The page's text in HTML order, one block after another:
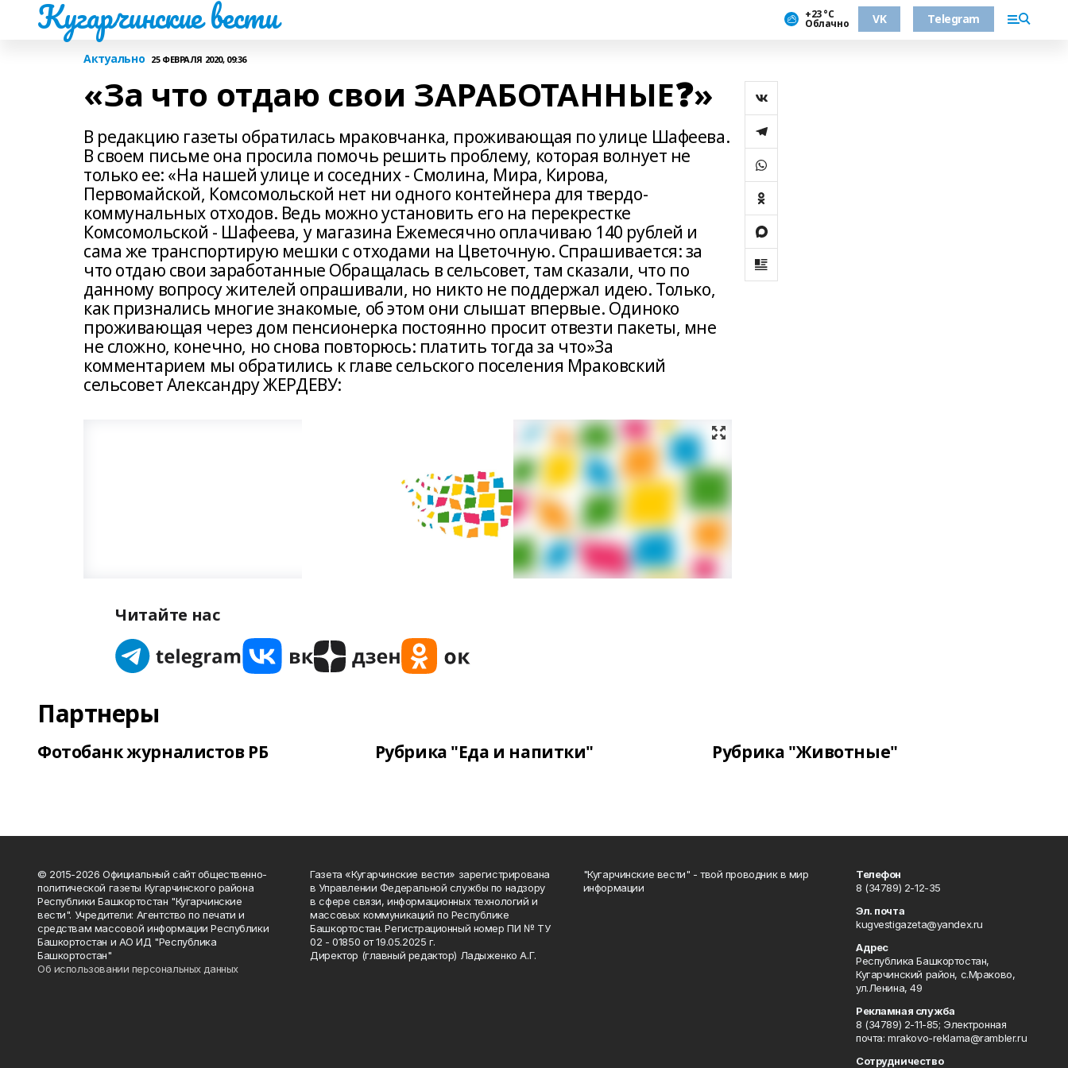
Кугарчинские вести +23 °С
Облачно VK Telegram
Актуально 25 ФЕВРАЛЯ 2020, 09:36
«За что отдаю свои ЗАРАБОТАННЫЕ❓»
В редакцию газеты обратилась мраковчанка, проживающая по улице Шафеева.
В своем письме она просила помочь решить проблему, которая волнует не
только ее: «На нашей улице и соседних - Смолина, Мира, Кирова,
Первомайской, Комсомольской нет ни одного контейнера для твердо-
коммунальных отходов. Ведь можно установить его на перекрестке
Комсомольской - Шафеева, у магазина Ежемесячно оплачиваю 140 рублей и
сама же транспортирую мешки с отходами на Цветочную. Спрашивается: за
что отдаю свои заработанные Обращалась в сельсовет, там сказали, что по
данному вопросу жителей опрашивали, но никто не поддержал идею. Только,
как признались многие знакомые, об этом они слышат впервые. Одиноко
проживающая через дом пенсионерка постоянно просит отвезти пакеты, мне
не сложно, конечно, но снова повторюсь: платить тогда за что»За
комментарием мы обратились к главе сельского поселения Мраковский
сельсовет Александру ЖЕРДЕВУ:
Читайте нас
Партнеры
Фотобанк журналистов РБ Рубрика "Еда и напитки" Рубрика "Животные"
© 2015-2026 Официальный сайт общественно-
политической газеты Кугарчинского района
Республики Башкортостан "Кугарчинские
вести". Учредители: Агентство по печати и
средствам массовой информации Республики
Башкортостан и АО ИД "Республика
Башкортостан"
Об использовании персональных данных
Газета «Кугарчинские вести» зарегистрирована
в Управлении Федеральной службы по надзору
в сфере связи, информационных технологий и
массовых коммуникаций по Республике
Башкортостан. Регистрационный номер ПИ № ТУ
02 - 01850 от 19.05.2025 г.
Директор (главный редактор) Ладыженко А.Г.
"Кугарчинские вести" - твой проводник в мир
информации
Телефон
8 (34789) 2-12-35
Эл. почта
kugvestigazeta@yandex.ru
Адрес
Республика Башкортостан,
Кугарчинский район, с.Мраково,
ул.Ленина, 49
Рекламная служба
8 (34789) 2-11-85; Электронная
почта: mrakovo-reklama@rambler.ru
Сотрудничество